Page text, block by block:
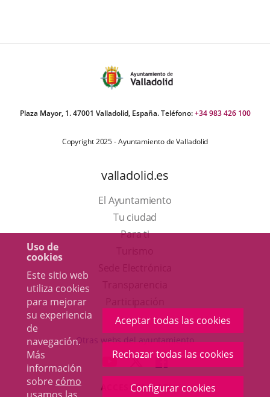
Uso de
cookies
Este sitio web
utiliza cookies
para mejorar
su experiencia
de
navegación.
Más
información
sobre cómo
Aceptar todas las cookies
Rechazar todas las cookies
Configurar cookies
Plaza Mayor, 1. 47001 Valladolid, España. Teléfono:+34 983 426 100
Copyright 2025 - Ayuntamiento de Valladolid
valladolid.es
El Ayuntamiento
Tu ciudad
Para ti
en
una
ventana
nueva.
aplicación
externa.
Otras webs del ayuntamiento
ENLACE
A
UNA
ENLACE
A
UNA
ENLACE
A
UNA
ACCESIBILIDAD